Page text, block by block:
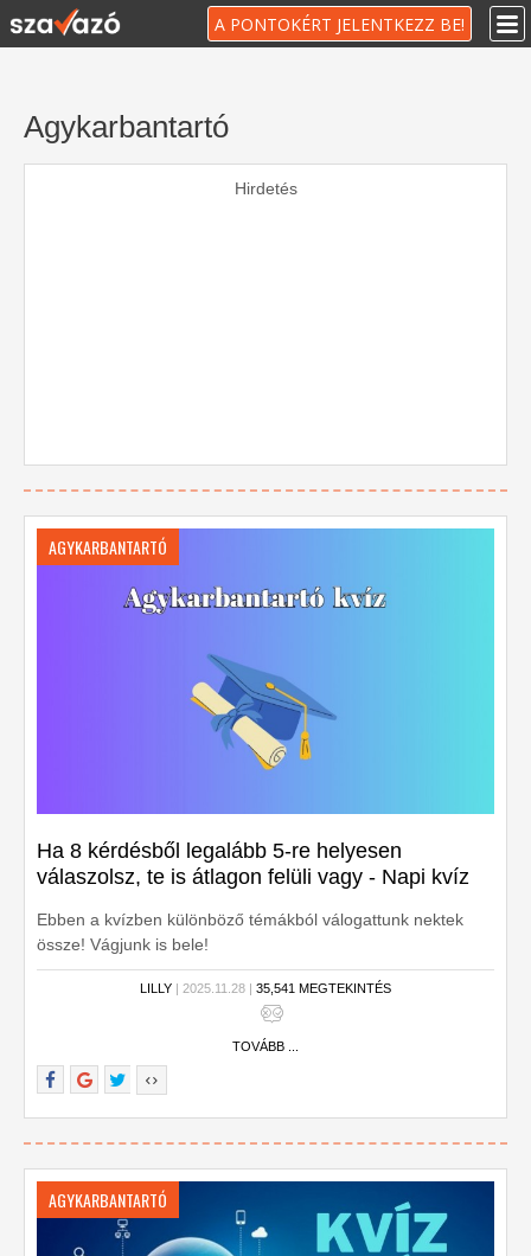
A PONTOKÉRT JELENTKEZZ BE!
Agykarbantartó
Hirdetés
AGYKARBANTARTÓ
Ha 8 kérdésből legalább 5-re helyesen
válaszolsz, te is átlagon felüli vagy - Napi kvíz
Ebben a kvízben különböző témákból válogattunk nektek
össze! Vágjunk is bele!
LILLY | 2025.11.28 | 35,541 MEGTEKINTÉS
TOVÁBB ...
AGYKARBANTARTÓ